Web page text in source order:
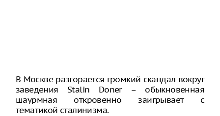
В Москве разгорается громкий скандал вокруг
заведения Stalin Doner – обыкновенная
шаурмная откровенно заигрывает с
тематикой сталинизма.